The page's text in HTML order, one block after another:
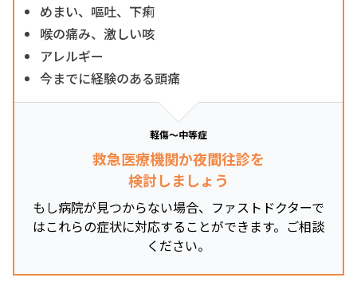
めまい、嘔吐、下痢
喉の痛み、激しい咳
アレルギー
今までに経験のある頭痛
軽傷～中等症
救急医療機関か夜間往診を
検討しましょう
もし病院が見つからない場合、ファストドクターで
はこれらの症状に対応することができます。ご相談
ください。